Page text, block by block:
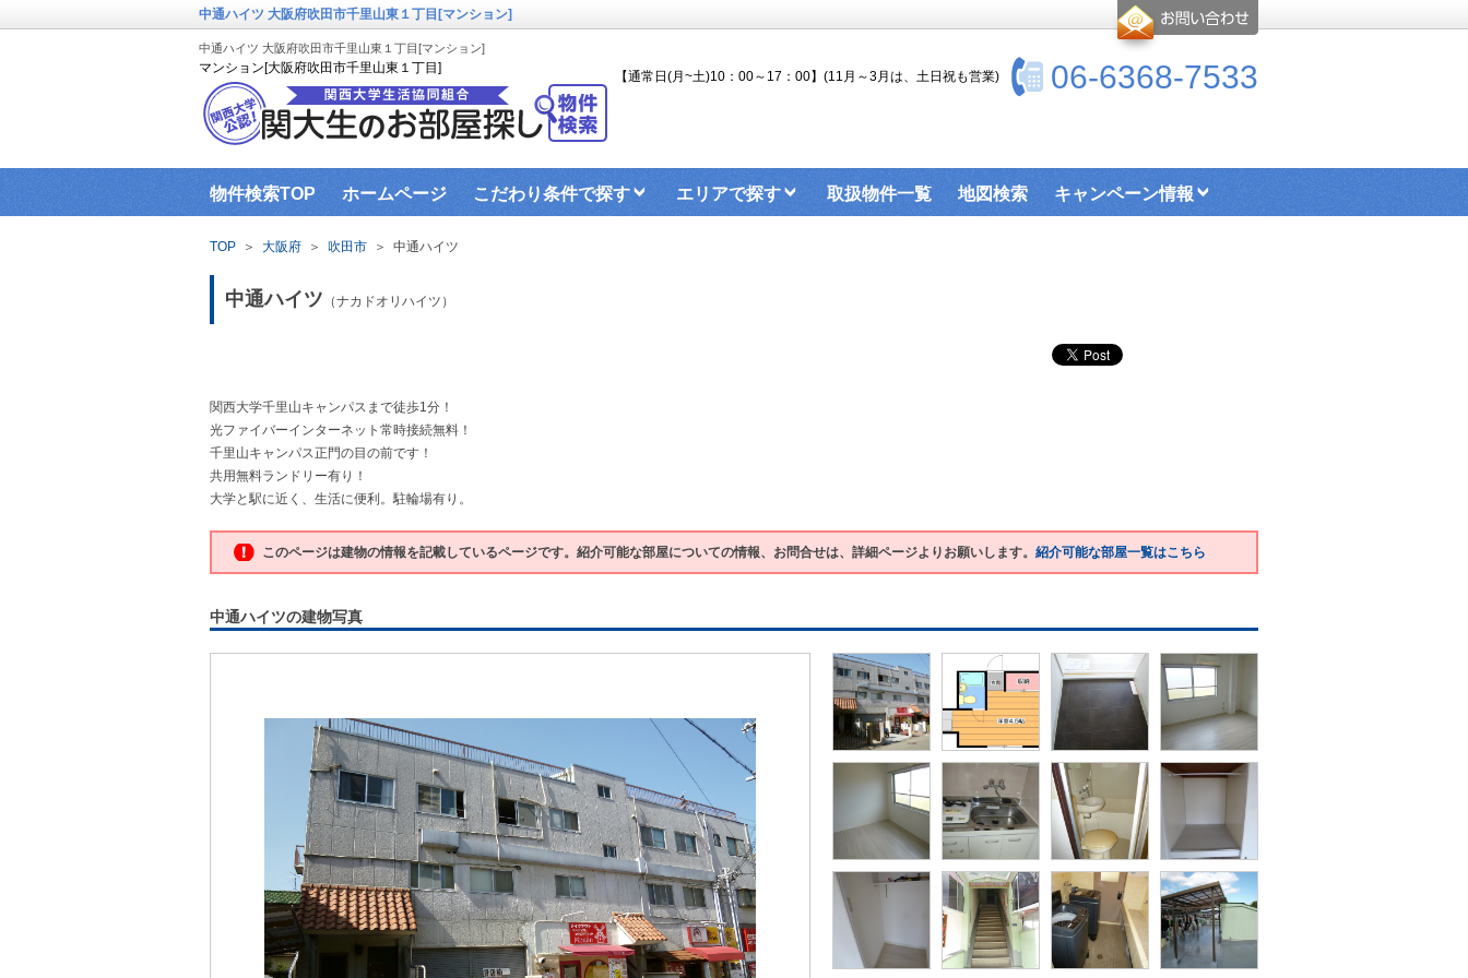
中通ハイツ 大阪府吹田市千里山東１丁目[マンション]
中通ハイツ 大阪府吹田市千里山東１丁目[マンション]
マンション[大阪府吹田市千里山東１丁目] 06-6368-7533
【通常日(月~土)10：00～17：00】(11月～3月は、土日祝も営業)
物件検索TOP ホームページ こだわり条件で探す エリアで探す 取扱物件一覧 地図検索 キャンペーン情報
関大生協（本部HP）営業時間
お部屋探し窓口までの道順
TOP ＞ 大阪府 ＞ 吹田市 ＞ 中通ハイツ
中通ハイツ （ナカドオリハイツ）
関西大学千里山キャンパスまで徒歩1分！
光ファイバーインターネット常時接続無料！
千里山キャンパス正門の目の前です！
共用無料ランドリー有り！
大学と駅に近く、生活に便利。駐輪場有り。
このページは建物の情報を記載しているページです。紹介可能な部屋についての情報、お問合せは、詳細ページよりお願いします。 紹介可能な部屋一覧はこちら
中通ハイツの建物写真